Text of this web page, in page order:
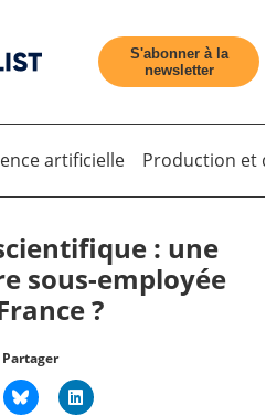
S'abonner à la
newsletter
artificielle Production et
: une
sous-employée
?
Partager